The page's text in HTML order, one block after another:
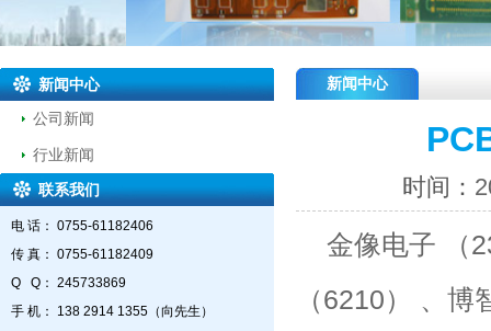
新闻中心
公司新闻
行业新闻
联系我们
电 话： 0755-61182406
传 真： 0755-61182409
Q Q： 245733869
手 机： 138 2914 1355（向先生）
新闻中心
时间：
金像电子 （
（6210） 、